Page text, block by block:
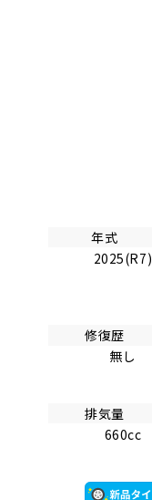
年式
2025(R7)
修復歴
無し
排気量
660cc